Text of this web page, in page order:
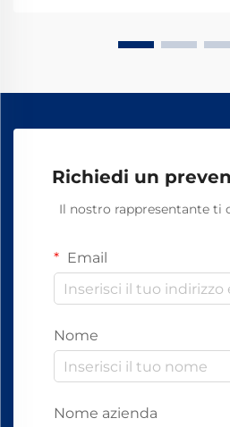
Richiedi un
Il nostro rappresentante ti
Email
Nome
Nome azienda